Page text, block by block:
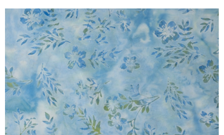
produktu
5
hvězdiček.